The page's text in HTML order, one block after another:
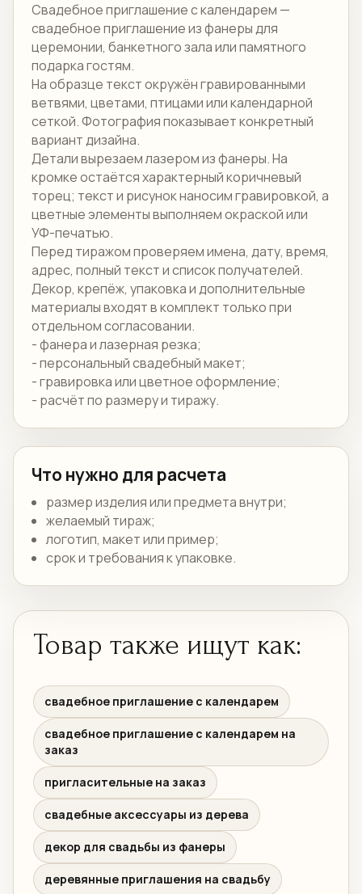
Свадебное приглашение с календарем —
свадебное приглашение из фанеры для
церемонии, банкетного зала или памятного
подарка гостям.
На образце текст окружён гравированными
ветвями, цветами, птицами или календарной
сеткой. Фотография показывает конкретный
вариант дизайна.
Детали вырезаем лазером из фанеры. На
кромке остаётся характерный коричневый
торец; текст и рисунок наносим гравировкой, а
цветные элементы выполняем окраской или
УФ-печатью.
Перед тиражом проверяем имена, дату, время,
адрес, полный текст и список получателей.
Декор, крепёж, упаковка и дополнительные
материалы входят в комплект только при
отдельном согласовании.
- фанера и лазерная резка;
- персональный свадебный макет;
- гравировка или цветное оформление;
- расчёт по размеру и тиражу.
Что нужно для расчета
размер изделия или предмета внутри;
желаемый тираж;
логотип, макет или пример;
срок и требования к упаковке.
Товар также ищут как:
свадебное приглашение с календарем
свадебное приглашение с календарем на
заказ
пригласительные на заказ
свадебные аксессуары из дерева
декор для свадьбы из фанеры
деревянные приглашения на свадьбу